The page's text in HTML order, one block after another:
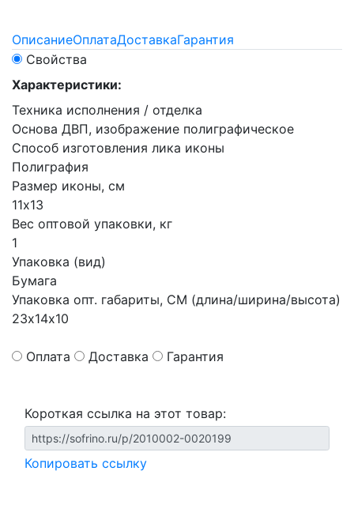
ОписаниеОплатаДоставкаГарантия
Свойства
Характеристики:
Техника исполнения / отделка
Основа ДВП, изображение полиграфическое
Способ изготовления лика иконы
Полиграфия
Размер иконы, см
11х13
Вес оптовой упаковки, кг
1
Упаковка (вид)
Бумага
Упаковка опт. габариты, СМ (длина/ширина/высота)
23х14х10
Оплата Доставка Гарантия
Короткая ссылка на этот товар:
Копировать ссылку